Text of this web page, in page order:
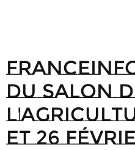
du Salon
et 26